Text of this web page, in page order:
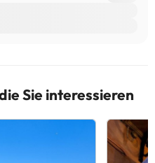
Sie interessieren